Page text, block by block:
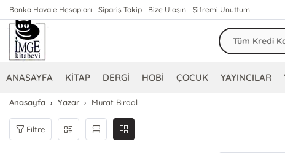
Banka Havale Hesapları Sipariş Takip Bize Ulaşın Şifremi Unuttum
ANASAYFA KİTAP DERGİ HOBİ ÇOCUK YAYINCILAR
Anasayfa Yazar Murat Birdal
Filtre